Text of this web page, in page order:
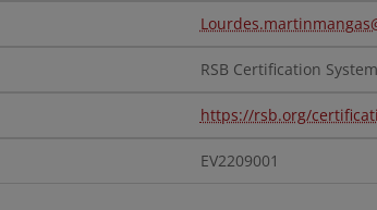
RSB Certification System
https://rsb.org/
EV2209001